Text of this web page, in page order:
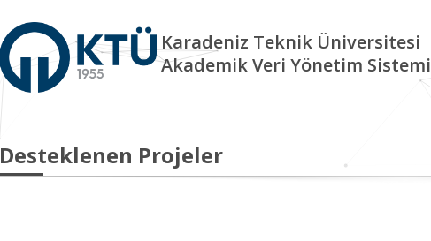
Karadeniz Teknik Üniversitesi
Akademik Veri Yönetim Sistemi
Desteklenen Projeler